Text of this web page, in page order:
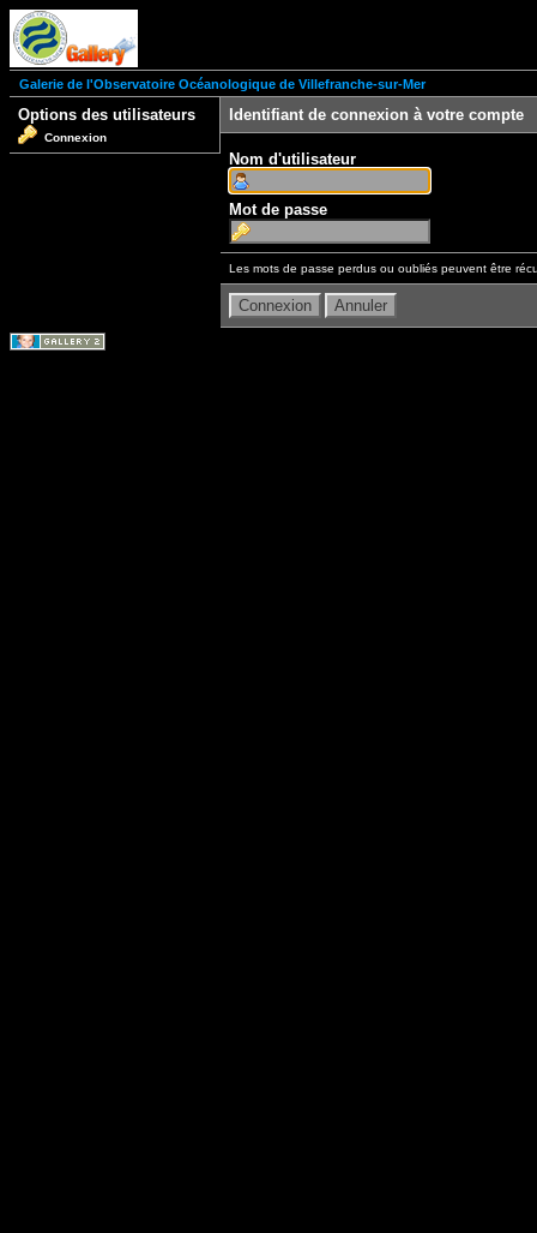
Galerie de l'Observatoire Océanologique de Villefranche-sur-Mer
Options des utilisateurs
Connexion
Identifiant de connexion à votre compte
Nom d'utilisateur
Mot de passe
Les mots de passe perdus ou oubliés peuvent être